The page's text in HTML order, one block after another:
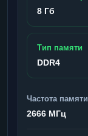
8 Гб
Тип памяти
DDR4
Частота памяти
2666 МГц